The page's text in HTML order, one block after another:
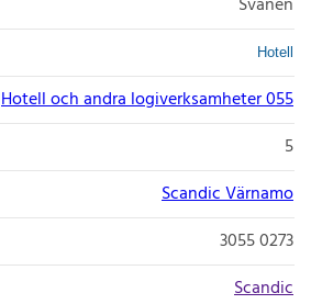
Hotell
Hotell och andra logiverksamheter 055
5
Scandic Värnamo
3055 0273
Scandic